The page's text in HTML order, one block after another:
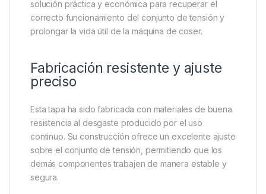
solución práctica y económica para recuperar el
correcto funcionamiento del conjunto de tensión y
prolongar la vida útil de la máquina de coser.
Fabricación resistente y ajuste
preciso
Esta tapa ha sido fabricada con materiales de buena
resistencia al desgaste producido por el uso
continuo. Su construcción ofrece un excelente ajuste
sobre el conjunto de tensión, permitiendo que los
demás componentes trabajen de manera estable y
segura.